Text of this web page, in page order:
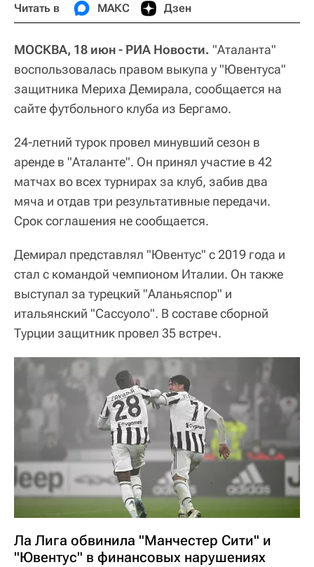
Читать в МАКС Дзен
МОСКВА, 18 июн - РИА Новости. "Аталанта"
воспользовалась правом выкупа у "Ювентуса"
защитника Мериха Демирала, сообщается на
сайте футбольного клуба из Бергамо.
24-летний турок провел минувший сезон в
аренде в "Аталанте". Он принял участие в 42
матчах во всех турнирах за клуб, забив два
мяча и отдав три результативные передачи.
Срок соглашения не сообщается.
Демирал представлял "Ювентус" с 2019 года и
стал с командой чемпионом Италии. Он также
выступал за турецкий "Аланьяспор" и
итальянский "Сассуоло". В составе сборной
Турции защитник провел 35 встреч.
Ла Лига обвинила "Манчестер Сити" и
"Ювентус" в финансовых нарушениях